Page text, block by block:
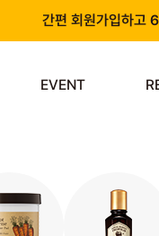
간편 회원가입하고
EVENT